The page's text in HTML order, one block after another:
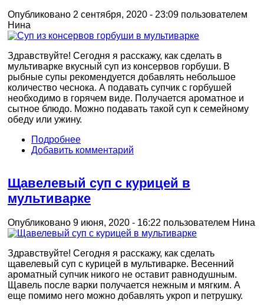
Опубликовано 2 сентября, 2020 - 23:09 пользователем
Нина
Здравствуйте! Сегодня я расскажу, как сделать в
мультиварке вкусный суп из консервов горбуши. В
рыбные супы рекомендуется добавлять небольшое
количество чеснока. А подавать супчик с горбушей
необходимо в горячем виде. Получается ароматное и
сытное блюдо. Можно подавать такой суп к семейному
обеду или ужину.
Подробнее
Добавить комментарий
Щавелевый суп с курицей в
мультиварке
Опубликовано 9 июня, 2020 - 16:22 пользователем Нина
Здравствуйте! Сегодня я расскажу, как сделать
щавелевый суп с курицей в мультиварке. Весенний
ароматный супчик никого не оставит равнодушным.
Щавель после варки получается нежным и мягким. А
еще помимо него можно добавлять укроп и петрушку.